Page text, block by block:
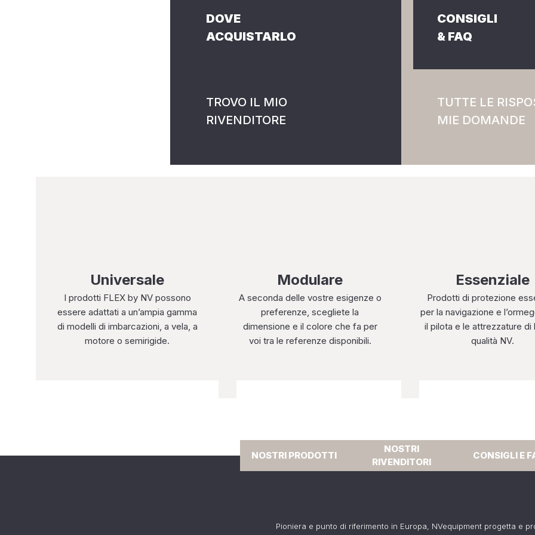
DOVE
ACQUISTARLO
TROVO IL MIO
RIVENDITORE
CONSIGLI
& FAQ
TUTTE LE
MIE DOMANDE
Universale
I prodotti FLEX by NV possono
essere adattati a un’ampia gamma
di modelli di imbarcazioni, a vela, a
motore o semirigide.
Modulare
A seconda delle vostre esigenze o
preferenze, scegliete la
dimensione e il colore che fa per
voi tra le referenze disponibili.
Essenziale
Prodotti di protezione
per la navigazione e
il pilota e le attrezzature di
qualità NV.
NOSTRI PRODOTTI
NOSTRI
RIVENDITORI
CONSIGLI E
Pioniera e punto di riferimento in Europa, NVequipment progetta e